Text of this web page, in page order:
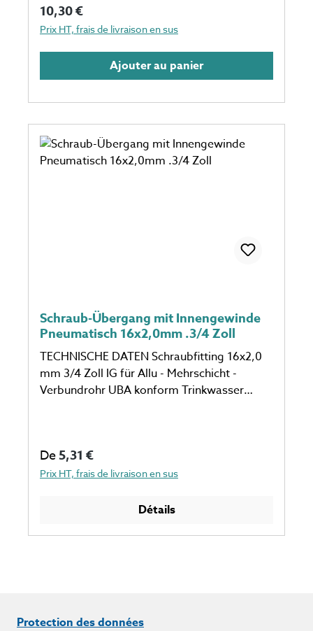
Prix régulier :
10,30 €
Prix HT, frais de livraison en sus
Ajouter au panier
Schraub-Übergang mit Innengewinde
Pneumatisch 16x2,0mm .3/4 Zoll
TECHNISCHE DATEN Schraubfitting 16x2,0
mm 3/4 Zoll IG für Allu - Mehrschicht -
Verbundrohr UBA konform Trinkwasser
Prix régulier :
De5,31 €
Prix HT, frais de livraison en sus
Détails
Protection des données